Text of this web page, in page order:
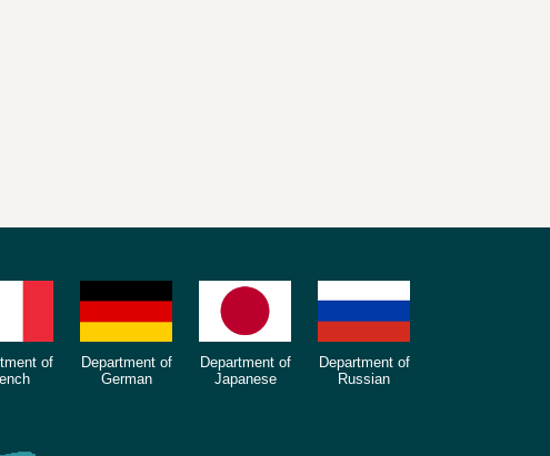
of
Department of
German
Department of
Japanese
Department of
Russian